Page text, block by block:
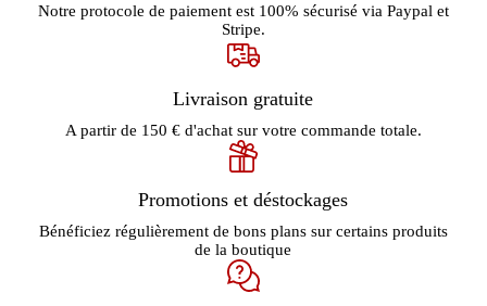
Notre protocole de paiement est 100% sécurisé via Paypal et
Stripe.
Livraison gratuite
A partir de 150 € d'achat sur votre commande totale.
Promotions et déstockages
Bénéficiez régulièrement de bons plans sur certains produits
de la boutique